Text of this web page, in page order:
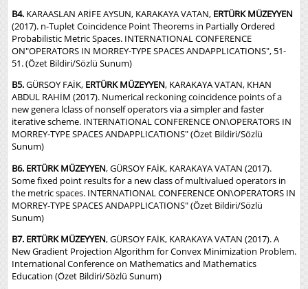
B4. KARAASLAN ARİFE AYSUN, KARAKAYA VATAN, ERTÜRK MÜZEYYEN
(2017). n-Tuplet Coincidence Point Theorems in Partially Ordered
Probabilistic Metric Spaces. INTERNATIONAL CONFERENCE
ON"OPERATORS IN MORREY-TYPE SPACES ANDAPPLICATIONS", 51-
51. (Özet Bildiri/Sözlü Sunum)
B5.GÜRSOY FAİK, ERTÜRK MÜZEYYEN, KARAKAYA VATAN, KHAN
ABDUL RAHİM (2017). Numerical reckoning coincidence points of a
new genera lclass of nonself operators via a simpler and faster
iterative scheme. INTERNATIONAL CONFERENCE ON\OPERATORS IN
MORREY-TYPE SPACES ANDAPPLICATIONS" (Özet Bildiri/Sözlü
Sunum)
B6. ERTÜRK MÜZEYYEN, GÜRSOY FAİK, KARAKAYA VATAN (2017).
Some fixed point results for a new class of multivalued operators in
the metric spaces. INTERNATIONAL CONFERENCE ON\OPERATORS IN
MORREY-TYPE SPACES ANDAPPLICATIONS" (Özet Bildiri/Sözlü
Sunum)
B7. ERTÜRK MÜZEYYEN, GÜRSOY FAİK, KARAKAYA VATAN (2017). A
New Gradient Projection Algorithm for Convex Minimization Problem.
International Conference on Mathematics and Mathematics
Education (Özet Bildiri/Sözlü Sunum)